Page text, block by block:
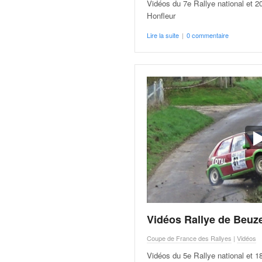
Vidéos du 7e Rallye national et
Honfleur
Lire la suite | 0 commentaire
Vidéos Rallye de
Coupe de France des Rallyes | Vidéos
Vidéos du 5e Rallye national et